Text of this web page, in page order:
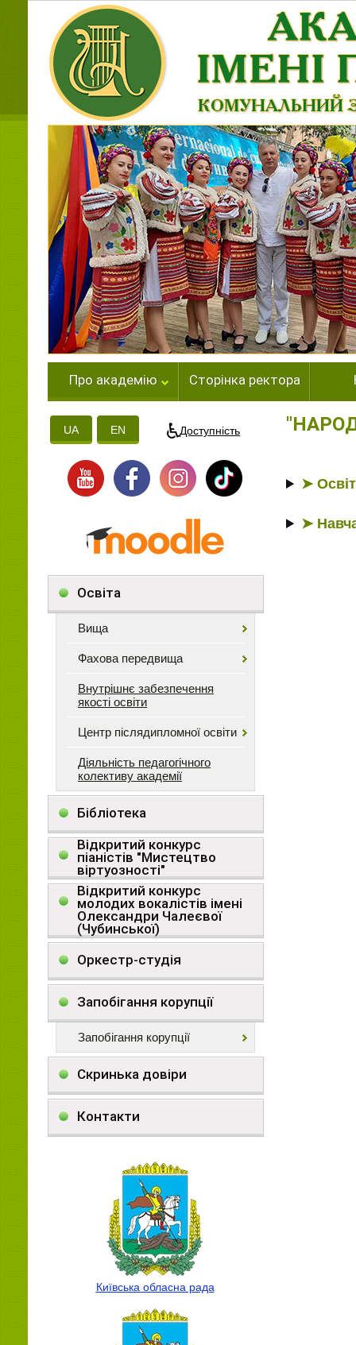
Про академію Сторінка ректора
UA EN Доступність
Освіта
Вища
Фахова передвища
Внутрішнє забезпечення
якості освіти
Центр післядипломної освіти
Діяльність педагогічного
колективу академії
Бібліотека
Відкритий конкурс
піаністів "Мистецтво
віртуозності"
Відкритий конкурс
молодих вокалістів імені
Олександри Чалеєвої
(Чубинської)
Оркестр-студія
Запобігання корупції
Запобігання корупції
Скринька довіри
Контакти
Київська обласна рада
➤
➤